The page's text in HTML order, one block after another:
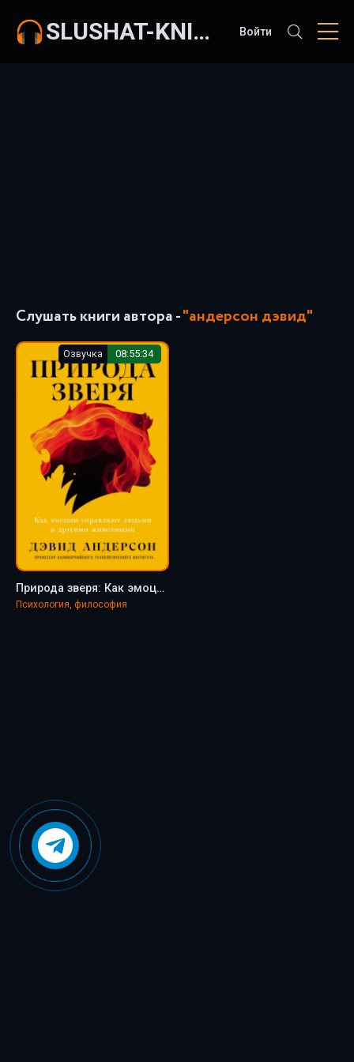
SLUSHAT-KNIGI.COM Войти
Слушать книги автора -"андерсон дэвид"
Озвучка 08:55:34
Природа зверя: Как эмоции управляют людьми и другими животными - Дэвид Андерсон
Психология, философия